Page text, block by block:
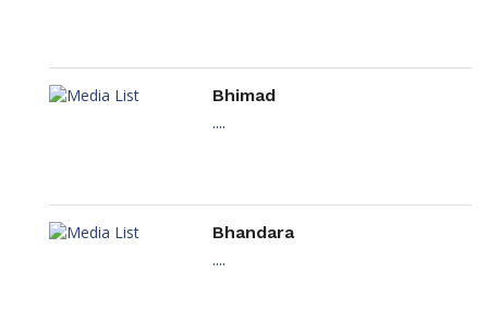
Bhimad
....
Bhandara
....